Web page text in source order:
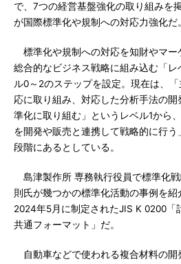
で、7つの経営基盤強化の取り組みを
が国際標準化や規制への対応力強化だ。
標準化や規制への対応を知財やマー
総合的なビジネス戦略に組み込む「
ル0～2のステップを設定。現在は、
応に取り組み、対応した分析手法の
準化に取り組む」というレベル1から
を開発や販売と連携して戦略的に行
段階にあるとしている。
島津製作所 専務執行役員で標準化
則氏が幾つかの標準化活動の事例を紹
2024年5月に制定されたJIS K 0200「
共通フォーマット」だ。
自動車などで使われる複合材料の開